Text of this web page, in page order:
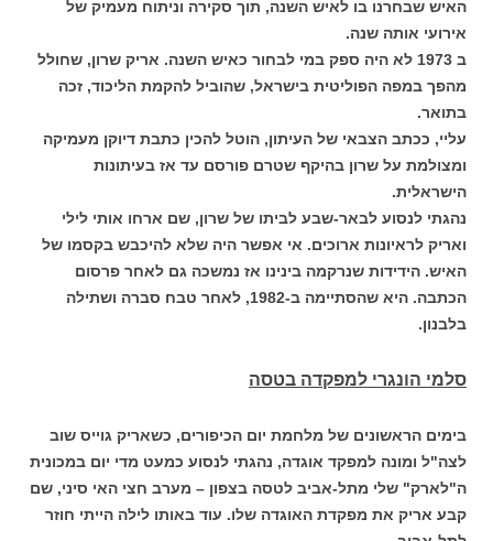
האיש שבחרנו בו לאיש השנה, תוך סקירה וניתוח מעמיק של
אירועי אותה שנה.
ב 1973 לא היה ספק במי לבחור כאיש השנה. אריק שרון, שחולל
מהפך במפה הפוליטית בישראל, שהוביל להקמת הליכוד, זכה
בתואר.
עליי, ככתב הצבאי של העיתון, הוטל להכין כתבת דיוקן מעמיקה
ומצולמת על שרון בהיקף שטרם פורסם עד אז בעיתונות
הישראלית.
נהגתי לנסוע לבאר-שבע לביתו של שרון, שם ארחו אותי לילי
ואריק לראיונות ארוכים. אי אפשר היה שלא להיכבש בקסמו של
האיש. הידידות שנרקמה בינינו אז נמשכה גם לאחר פרסום
הכתבה. היא שהסתיימה ב-1982, לאחר טבח סברה ושתילה
בלבנון.
סלמי הונגרי למפקדה בטסה
בימים הראשונים של מלחמת יום הכיפורים, כשאריק גוייס שוב
לצה"ל ומונה למפקד אוגדה, נהגתי לנסוע כמעט מדי יום במכונית
ה"לארק" שלי מתל-אביב לטסה בצפון – מערב חצי האי סיני, שם
קבע אריק את מפקדת האוגדה שלו. עוד באותו לילה הייתי חוזר